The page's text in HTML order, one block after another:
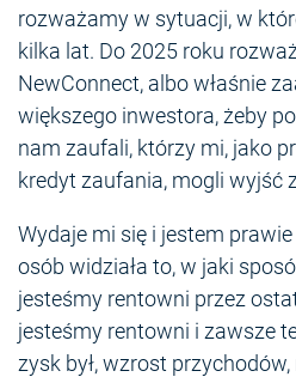
rozważamy w sytuacji, w
kilka lat. Do 2025 roku
NewConnect, albo właśnie
większego inwestora, żeby
nam zaufali, którzy mi, jako
kredyt zaufania, mogli wyjść
Wydaje mi się i jestem
osób widziała to, w jaki
jesteśmy rentowni przez
jesteśmy rentowni i zawsze
zysk był, wzrost